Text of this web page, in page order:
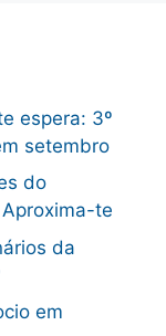
espera: 3º
setembro
do
te
da
em